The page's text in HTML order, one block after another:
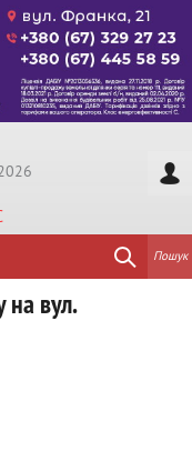
Пошук
на вул.